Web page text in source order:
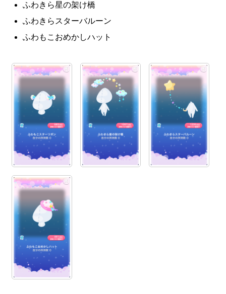
ふわきら星の架け橋
ふわきらスターバルーン
ふわもこおめかしハット